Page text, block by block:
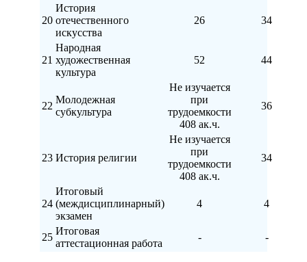
20
История
отечественного
искусства
26 34
21
Народная
художественная
культура
52 44
22
Молодежная
субкультура
Не изучается
при
трудоемкости
408 ак.ч.
36
23 История религии
Не изучается
при
трудоемкости
408 ак.ч.
34
24
Итоговый
(междисциплинарный)
экзамен
4 4
25
Итоговая
аттестационная работа
- -